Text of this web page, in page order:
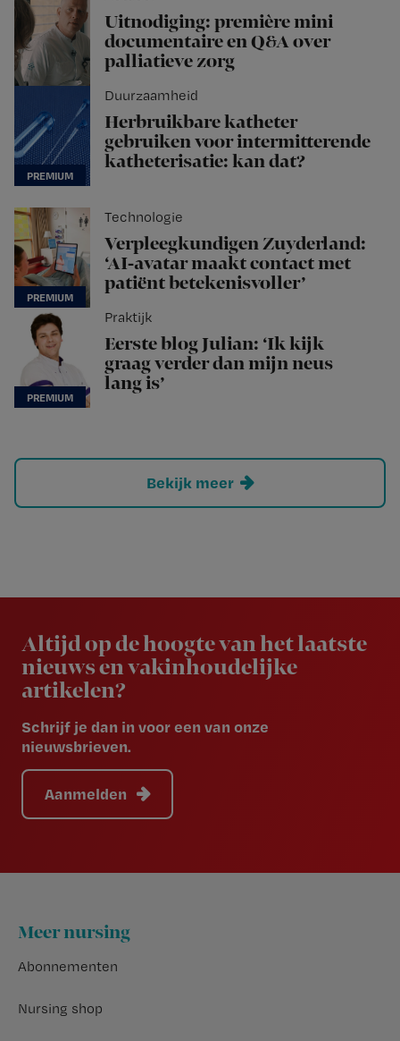
Uitnodiging: première mini
documentaire en Q&A over
palliatieve zorg
Duurzaamheid
Herbruikbare katheter
gebruiken voor intermitterende
katheterisatie: kan dat?
Technologie
Verpleegkundigen Zuyderland:
‘AI-avatar maakt contact met
patiënt betekenisvoller’
Praktijk
Eerste blog Julian: ‘Ik kijk
graag verder dan mijn neus
lang is’
Bekijk meer
Altijd op de hoogte van het laatste
nieuws en vakinhoudelijke
artikelen?
Schrijf je dan in voor een van onze
nieuwsbrieven.
Aanmelden
Footer
Meer nursing
Abonnementen
Nursing shop